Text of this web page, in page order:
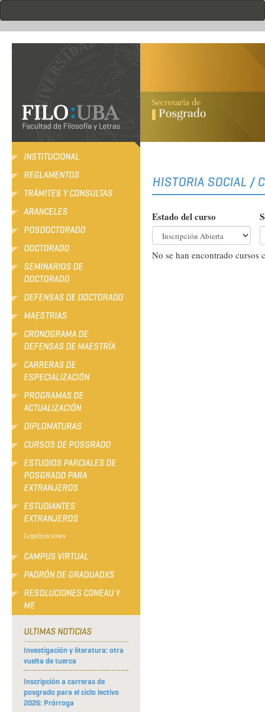
al
contenido
principal
.
INSTITUCIONAL
REGLAMENTOS
TRÁMITES Y CONSULTAS
ARANCELES
POSDOCTORADO
DOCTORADO
SEMINARIOS DE
DOCTORADO
DEFENSAS DE DOCTORADO
MAESTRIAS
CRONOGRAMA DE
DEFENSAS DE MAESTRÍA
CARRERAS DE
ESPECIALIZACIÓN
PROGRAMAS DE
ACTUALIZACIÓN
DIPLOMATURAS
CURSOS DE POSGRADO
ESTUDIOS PARCIALES DE
POSGRADO PARA
EXTRANJEROS
ESTUDIANTES
EXTRANJEROS
Legalizaciones
CAMPUS VIRTUAL
PADRÓN DE GRADUADXS
RESOLUCIONES CONEAU Y
ME
ULTIMAS NOTICIAS
Investigación y literatura: otra
vuelta de tuerca
Inscripción a carreras de
posgrado para el ciclo lectivo
2026: Prórroga
HISTORIA SOCIAL /
Estado del curso
No se han encontrado cursos